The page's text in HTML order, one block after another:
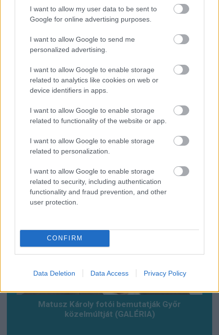
I want to allow my user data to be sent to
Google for online advertising purposes.
I want to allow Google to send me
personalized advertising.
I want to allow Google to enable storage
related to analytics like cookies on web or
device identifiers in apps.
I want to allow Google to enable storage
related to functionality of the website or app.
I want to allow Google to enable storage
related to personalization.
I want to allow Google to enable storage
related to security, including authentication
functionality and fraud prevention, and other
user protection.
CONFIRM
Data Deletion Data Access Privacy Policy
A titkosított platformokat használó bűnözők is
elkaphatók (VIDEÓ+GALÉRIA)
Baleset az alagútban, szerencsére csak
Matusz Károly fotói bemutatják Győr
közelmúltját (GALÉRIA)